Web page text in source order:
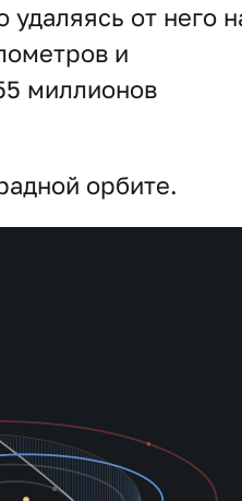
от него
и
миллионов
орбите.